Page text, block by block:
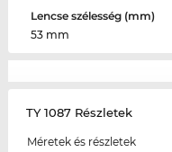
Lencse szélesség (mm)
53 mm
TY 1087 Részletek
Méretek és részletek